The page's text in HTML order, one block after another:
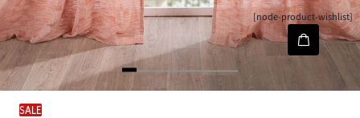
[node-product-wishlist]
SALE